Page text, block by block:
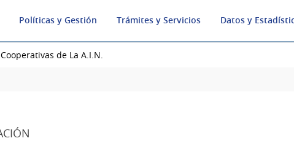
Políticas y Gestión Trámites y Servicios Datos y
de La A.I.N.